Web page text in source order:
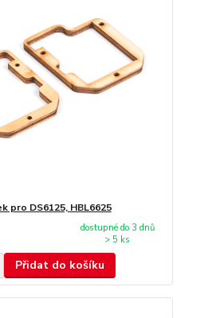
pro DS6125, HBL6625
dostupné do 3 dnů
> 5 ks
Přidat do košíku